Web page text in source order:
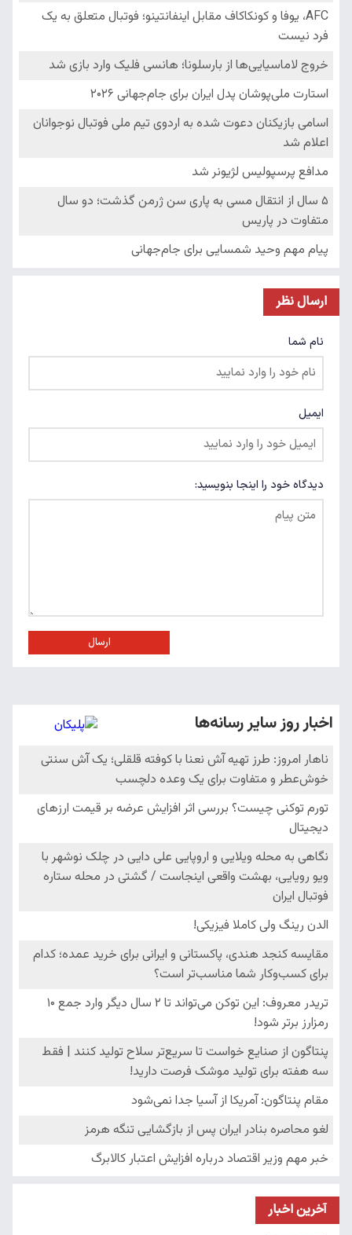
ارسال نظر
نام شما
ایمیل
دیدگاه خود را اینجا بنویسید:
ارسال
آخرین اخبار